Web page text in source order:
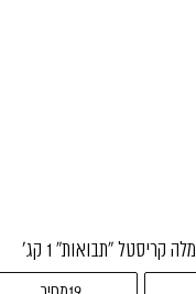
קריסטל "תבואות" 1 קג'